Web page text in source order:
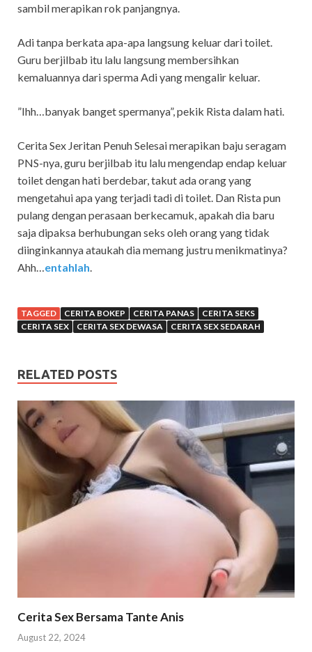
sambil merapikan rok panjangnya.
Adi tanpa berkata apa-apa langsung keluar dari toilet.
Guru berjilbab itu lalu langsung membersihkan
kemaluannya dari sperma Adi yang mengalir keluar.
”Ihh…banyak banget spermanya”, pekik Rista dalam hati.
Cerita Sex Jeritan Penuh Selesai merapikan baju seragam
PNS-nya, guru berjilbab itu lalu mengendap endap keluar
toilet dengan hati berdebar, takut ada orang yang
mengetahui apa yang terjadi tadi di toilet. Dan Rista pun
pulang dengan perasaan berkecamuk, apakah dia baru
saja dipaksa berhubungan seks oleh orang yang tidak
diinginkannya ataukah dia memang justru menikmatinya?
Ahh… entahlah
TAGGED CERITA BOKEP CERITA PANAS
CERITA SEKS
CERITA SEX
CERITA SEX DEWASA CERITA SEX SEDARAH
RELATED POSTS
Cerita Sex Bersama Tante Anis
August 22, 2024